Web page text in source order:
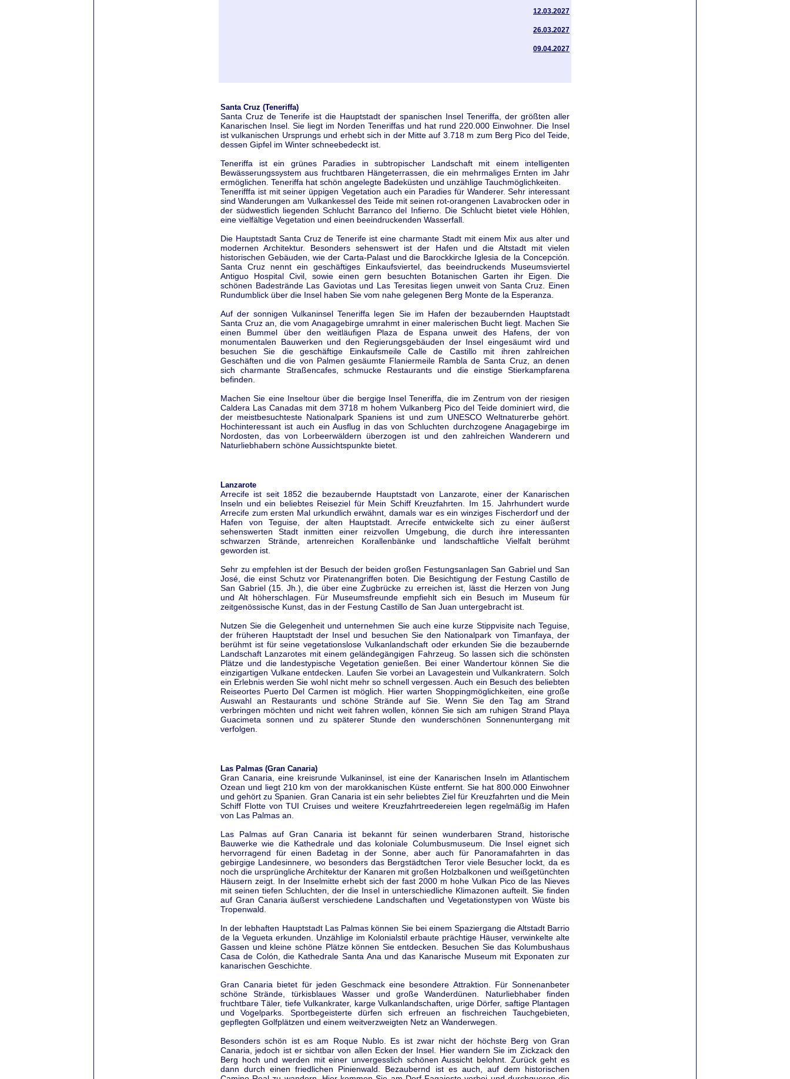
12.03.2027
26.03.2027
09.04.2027
Santa Cruz (Teneriffa)
Santa Cruz de Tenerife ist die Hauptstadt der spanischen Insel Teneriffa, der größten aller
Kanarischen Insel. Sie liegt im Norden Teneriffas und hat rund 220.000 Einwohner. Die Insel
ist vulkanischen Ursprungs und erhebt sich in der Mitte auf 3.718 m zum Berg Pico del Teide,
dessen Gipfel im Winter schneebedeckt ist.
Teneriffa ist ein grünes Paradies in subtropischer Landschaft mit einem intelligenten
Bewässerungssystem aus fruchtbaren Hängeterrassen, die ein mehrmaliges Ernten im Jahr
ermöglichen. Teneriffa hat schön angelegte Badeküsten und unzählige Tauchmöglichkeiten.
Tenerifffa ist mit seiner üppigen Vegetation auch ein Paradies für Wanderer. Sehr interessant
sind Wanderungen am Vulkankessel des Teide mit seinen rot-orangenen Lavabrocken oder in
der südwestlich liegenden Schlucht Barranco del Infierno. Die Schlucht bietet viele Höhlen,
eine vielfältige Vegetation und einen beeindruckenden Wasserfall.
Die Hauptstadt Santa Cruz de Tenerife ist eine charmante Stadt mit einem Mix aus alter und
modernen Architektur. Besonders sehenswert ist der Hafen und die Altstadt mit vielen
historischen Gebäuden, wie der Carta-Palast und die Barockkirche Iglesia de la Concepción.
Santa Cruz nennt ein geschäftiges Einkaufsviertel, das beeindruckends Museumsviertel
Antiguo Hospital Civil, sowie einen gern besuchten Botanischen Garten ihr Eigen. Die
schönen Badestrände Las Gaviotas und Las Teresitas liegen unweit von Santa Cruz. Einen
Rundumblick über die Insel haben Sie vom nahe gelegenen Berg Monte de la Esperanza.
Auf der sonnigen Vulkaninsel Teneriffa legen Sie im Hafen der bezaubernden Hauptstadt
Santa Cruz an, die vom Anagagebirge umrahmt in einer malerischen Bucht liegt. Machen Sie
einen Bummel über den weitläufigen Plaza de Espana unweit des Hafens, der von
monumentalen Bauwerken und den Regierungsgebäuden der Insel eingesäumt wird und
besuchen Sie die geschäftige Einkaufsmeile Calle de Castillo mit ihren zahlreichen
Geschäften und die von Palmen gesäumte Flaniermeile Rambla de Santa Cruz, an denen
sich charmante Straßencafes, schmucke Restaurants und die einstige Stierkampfarena
befinden.
Machen Sie eine Inseltour über die bergige Insel Teneriffa, die im Zentrum von der riesigen
Caldera Las Canadas mit dem 3718 m hohem Vulkanberg Pico del Teide dominiert wird, die
der meistbesuchteste Nationalpark Spaniens ist und zum UNESCO Weltnaturerbe gehört.
Hochinteressant ist auch ein Ausflug in das von Schluchten durchzogene Anagagebirge im
Nordosten, das von Lorbeerwäldern überzogen ist und den zahlreichen Wanderern und
Naturliebhabern schöne Aussichtspunkte bietet.
Lanzarote
Arrecife ist seit 1852 die bezaubernde Hauptstadt von Lanzarote, einer der Kanarischen
Inseln und ein beliebtes Reiseziel für Mein Schiff Kreuzfahrten. Im 15. Jahrhundert wurde
Arrecife zum ersten Mal urkundlich erwähnt, damals war es ein winziges Fischerdorf und der
Hafen von Teguise, der alten Hauptstadt. Arrecife entwickelte sich zu einer äußerst
sehenswerten Stadt inmitten einer reizvollen Umgebung, die durch ihre interessanten
schwarzen Strände, artenreichen Korallenbänke und landschaftliche Vielfalt berühmt
geworden ist.
Sehr zu empfehlen ist der Besuch der beiden großen Festungsanlagen San Gabriel und San
José, die einst Schutz vor Piratenangriffen boten. Die Besichtigung der Festung Castillo de
San Gabriel (15. Jh.), die über eine Zugbrücke zu erreichen ist, lässt die Herzen von Jung
und Alt höherschlagen. Für Museumsfreunde empfiehlt sich ein Besuch im Museum für
zeitgenössische Kunst, das in der Festung Castillo de San Juan untergebracht ist.
Nutzen Sie die Gelegenheit und unternehmen Sie auch eine kurze Stippvisite nach Teguise,
der früheren Hauptstadt der Insel und besuchen Sie den Nationalpark von Timanfaya, der
berühmt ist für seine vegetationslose Vulkanlandschaft oder erkunden Sie die bezaubernde
Landschaft Lanzarotes mit einem geländegängigen Fahrzeug. So lassen sich die schönsten
Plätze und die landestypische Vegetation genießen. Bei einer Wandertour können Sie die
einzigartigen Vulkane entdecken. Laufen Sie vorbei an Lavagestein und Vulkankratern. Solch
ein Erlebnis werden Sie wohl nicht mehr so schnell vergessen. Auch ein Besuch des beliebten
Reiseortes Puerto Del Carmen ist möglich. Hier warten Shoppingmöglichkeiten, eine große
Auswahl an Restaurants und schöne Strände auf Sie. Wenn Sie den Tag am Strand
verbringen möchten und nicht weit fahren wollen, können Sie sich am ruhigen Strand Playa
Guacimeta sonnen und zu späterer Stunde den wunderschönen Sonnenuntergang mit
verfolgen.
Las Palmas (Gran Canaria)
Gran Canaria, eine kreisrunde Vulkaninsel, ist eine der Kanarischen Inseln im Atlantischem
Ozean und liegt 210 km von der marokkanischen Küste entfernt. Sie hat 800.000 Einwohner
und gehört zu Spanien. Gran Canaria ist ein sehr beliebtes Ziel für Kreuzfahrten und die Mein
Schiff Flotte von TUI Cruises und weitere Kreuzfahrtreedereien legen regelmäßig im Hafen
von Las Palmas an.
Las Palmas auf Gran Canaria ist bekannt für seinen wunderbaren Strand, historische
Bauwerke wie die Kathedrale und das koloniale Columbusmuseum. Die Insel eignet sich
hervorragend für einen Badetag in der Sonne, aber auch für Panoramafahrten in das
gebirgige Landesinnere, wo besonders das Bergstädtchen Teror viele Besucher lockt, da es
noch die ursprüngliche Architektur der Kanaren mit großen Holzbalkonen und weißgetünchten
Häusern zeigt. In der Inselmitte erhebt sich der fast 2000 m hohe Vulkan Pico de las Nieves
mit seinen tiefen Schluchten, der die Insel in unterschiedliche Klimazonen aufteilt. Sie finden
auf Gran Canaria äußerst verschiedene Landschaften und Vegetationstypen von Wüste bis
Tropenwald.
In der lebhaften Hauptstadt Las Palmas können Sie bei einem Spaziergang die Altstadt Barrio
de la Vegueta erkunden. Unzählige im Kolonialstil erbaute prächtige Häuser, verwinkelte alte
Gassen und kleine schöne Plätze können Sie entdecken. Besuchen Sie das Kolumbushaus
Casa de Colón, die Kathedrale Santa Ana und das Kanarische Museum mit Exponaten zur
kanarischen Geschichte.
Gran Canaria bietet für jeden Geschmack eine besondere Attraktion. Für Sonnenanbeter
schöne Strände, türkisblaues Wasser und große Wanderdünen. Naturliebhaber finden
fruchtbare Täler, tiefe Vulkankrater, karge Vulkanlandschaften, urige Dörfer, saftige Plantagen
und Vogelparks. Sportbegeisterte dürfen sich erfreuen an fischreichen Tauchgebieten,
gepflegten Golfplätzen und einem weitverzweigten Netz an Wanderwegen.
Besonders schön ist es am Roque Nublo. Es ist zwar nicht der höchste Berg von Gran
Canaria, jedoch ist er sichtbar von allen Ecken der Insel. Hier wandern Sie im Zickzack den
Berg hoch und werden mit einer unvergesslich schönen Aussicht belohnt. Zurück geht es
dann durch einen friedlichen Pinienwald. Bezaubernd ist es auch, auf dem historischen